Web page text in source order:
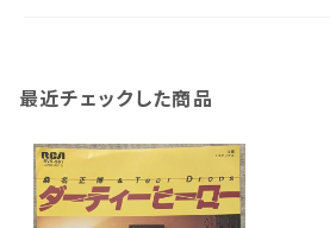
最近チェックした商品